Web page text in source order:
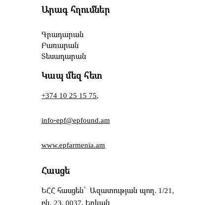
Արագ հղումներ
Գրադարան
Բառարան
Տեսադարան
Կապ մեզ հետ
+374 10 25 15 75,
info-epf@epfound.am
www.epfarmenia.am
Հասցե
ԵՀՀ հասցեն՝ Ազատության պող. 1/21,
բն. 23, 0037, Երևան